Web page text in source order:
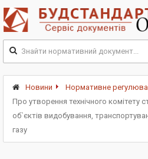
Новини
Нормативне
Про утворення технічного комітету
об`єктів видобування,
газу